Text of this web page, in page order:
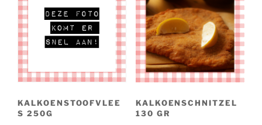
KALKOENSTOOFVLEE
S 250G
KALKOENSCHNITZEL
130 GR